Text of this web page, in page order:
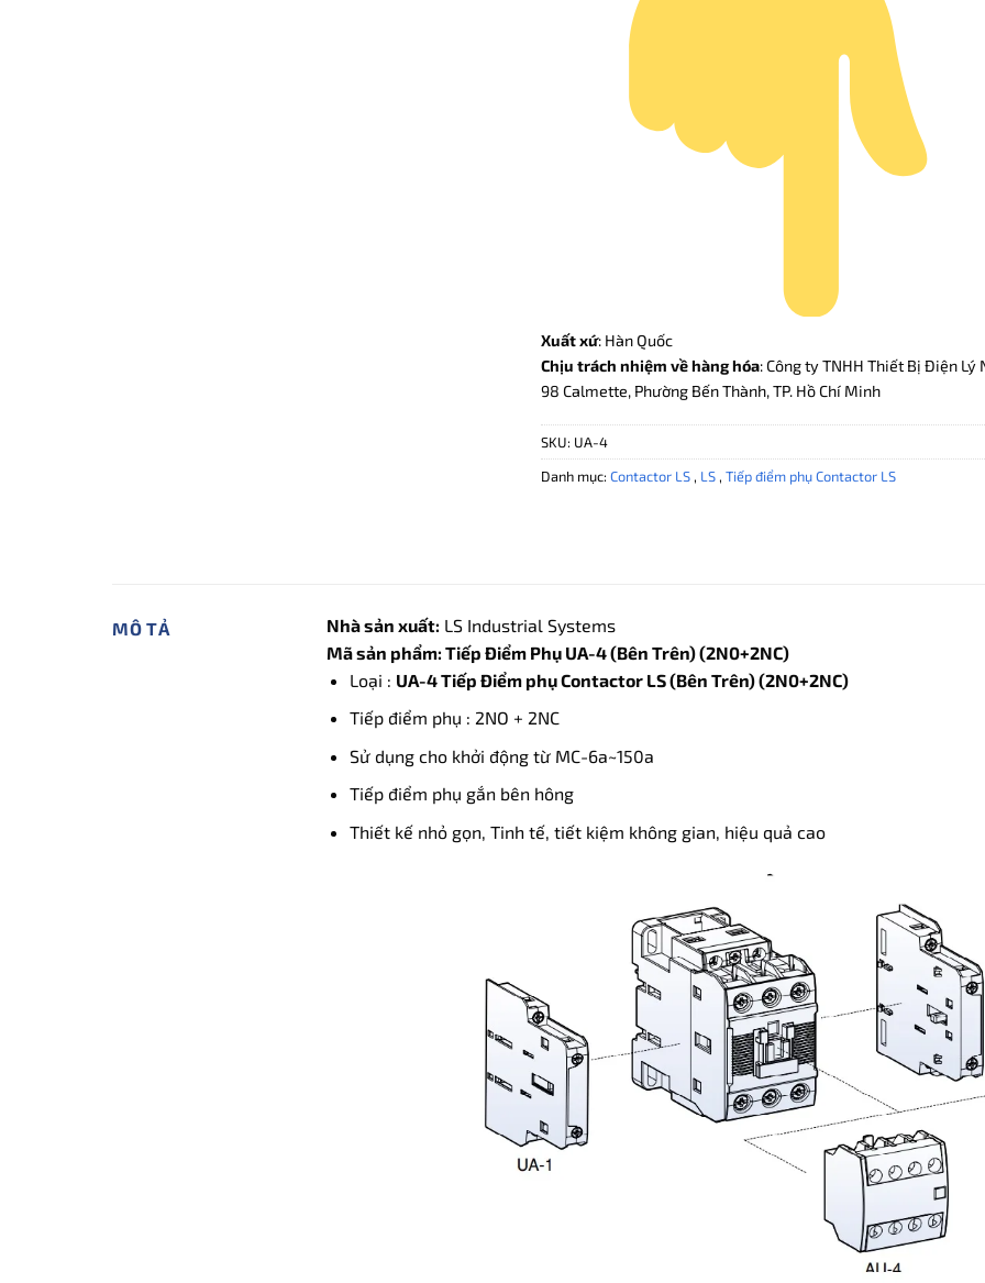
Xuất xứ: Hàn Quốc
Chịu trách nhiệm về hàng hóa: Công ty TNHH Thiết Bị Điện Lý
98 Calmette, Phường Bến Thành, TP. Hồ Chí Minh
SKU: UA-4
Danh mục: Contactor LS , LS , Tiếp điểm phụ Contactor LS
MÔ TẢ Nhà sản xuất: LS Industrial Systems
Mã sản phẩm: Tiếp Điểm Phụ UA-4 (Bên Trên) (2N0+2NC)
Loại : UA-4 Tiếp Điểm phụ Contactor LS (Bên Trên) (2N0+2NC)
Tiếp điểm phụ : 2NO + 2NC
Sử dụng cho khởi động từ MC-6a~150a
Tiếp điểm phụ gắn bên hông
Thiết kế nhỏ gọn, Tinh tế, tiết kiệm không gian, hiệu quả cao